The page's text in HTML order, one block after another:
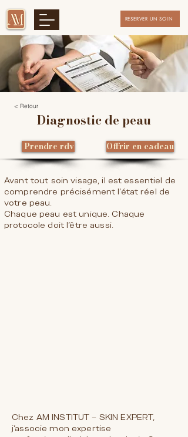
RESERVER UN SOIN
< Retour
Diagnostic de peau
Prendre rdv Offrir en cadeau
Avant tout soin visage, il est essentiel de
comprendre précisément l’état réel de
votre peau.
Chaque peau est unique. Chaque
protocole doit l’être aussi.
Chez AM INSTITUT – SKIN EXPERT,
j’associe mon expertise